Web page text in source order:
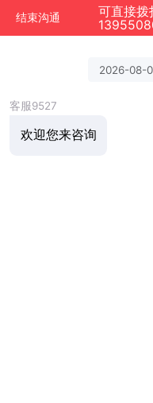
结束沟通
2026-08-
客服9527
欢迎您来咨询